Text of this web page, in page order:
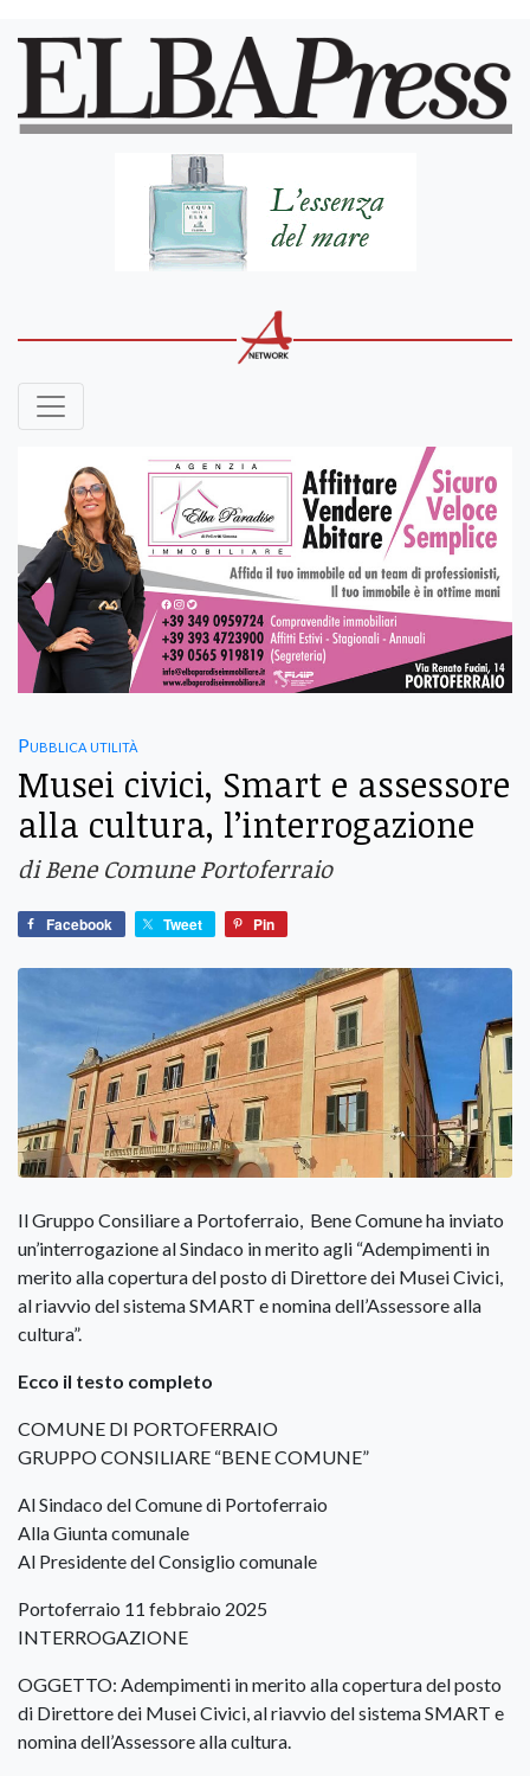
Pubblica utilità
Musei civici, Smart e assessore
alla cultura, l’interrogazione
di Bene Comune Portoferraio
Facebook Tweet Pin
Il Gruppo Consiliare a Portoferraio, Bene Comune ha inviato
un’interrogazione al Sindaco in merito agli “Adempimenti in
merito alla copertura del posto di Direttore dei Musei Civici,
al riavvio del sistema SMART e nomina dell’Assessore alla
cultura”.
Ecco il testo completo
COMUNE DI PORTOFERRAIO
GRUPPO CONSILIARE “BENE COMUNE”
Al Sindaco del Comune di Portoferraio
Alla Giunta comunale
Al Presidente del Consiglio comunale
Portoferraio 11 febbraio 2025
INTERROGAZIONE
OGGETTO: Adempimenti in merito alla copertura del posto
di Direttore dei Musei Civici, al riavvio del sistema SMART e
nomina dell’Assessore alla cultura.